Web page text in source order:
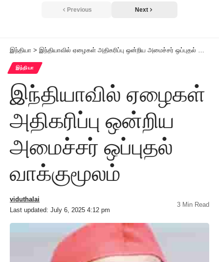
Previous Next
இந்தியா > இந்தியாவில் ஏழைகள் அதிகரிப்பு ஒன்றிய அமைச்சர் ஒப்புதல் வாக்குமூலம்
இந்தியா
இந்தியாவில் ஏழைகள்
அதிகரிப்பு ஒன்றிய
அமைச்சர் ஒப்புதல்
வாக்குமூலம்
Last updated: July 6, 2025 4:12 pm
viduthalai
3 Min Read